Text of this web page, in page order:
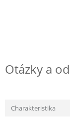
Otázky a
Charakteristika